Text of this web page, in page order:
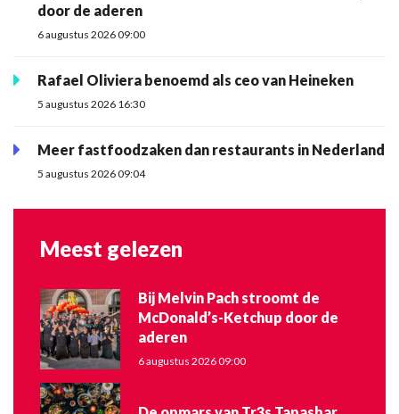
door de aderen
6 augustus 2026 09:00
Rafael Oliviera benoemd als ceo van Heineken
5 augustus 2026 16:30
Meer fastfoodzaken dan restaurants in Nederland
5 augustus 2026 09:04
Meest gelezen
Bij Melvin Pach stroomt de
McDonald’s-Ketchup door de
aderen
6 augustus 2026 09:00